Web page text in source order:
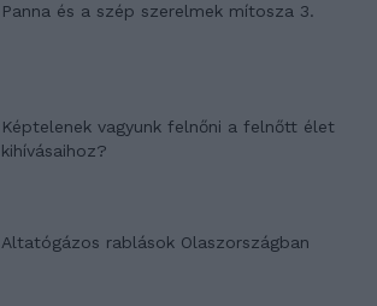
Panna és a szép szerelmek mítosza 3.
Képtelenek vagyunk felnőni a felnőtt élet
kihívásaihoz?
Altatógázos rablások Olaszországban